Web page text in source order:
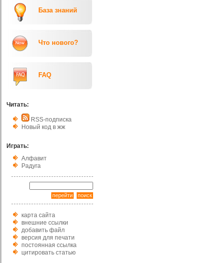
База знаний
Что нового?
FAQ
Читать:
RSS-подписка
Новый код в жж
Играть:
Алфавит
Радуга
карта сайта
внешние ссылки
добавить файл
версия для печати
постоянная ссылка
цитировать статью